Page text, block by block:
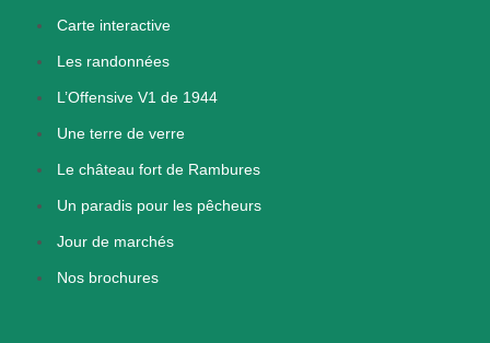
Carte interactive
Les randonnées
L’Offensive V1 de 1944
Une terre de verre
Le château fort de Rambures
Un paradis pour les pêcheurs
Jour de marchés
Nos brochures